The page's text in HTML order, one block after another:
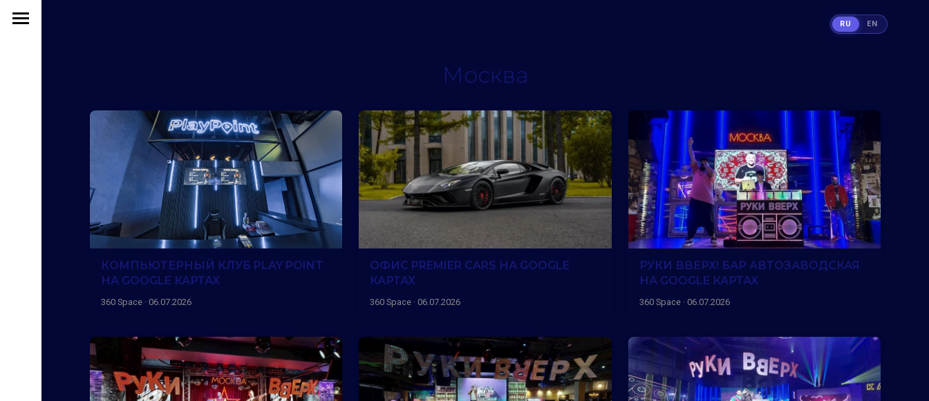
Москва
КОМПЬЮТЕРНЫЙ КЛУБ PLAY POINT
НА GOOGLE КАРТАХ
360 Space · 06.07.2026
ОФИС PREMIER CARS НА GOOGLE
КАРТАХ
360 Space · 06.07.2026
РУКИ ВВЕРХ! БАР АВТОЗАВОДСКАЯ
НА GOOGLE КАРТАХ
360 Space · 06.07.2026
RU EN